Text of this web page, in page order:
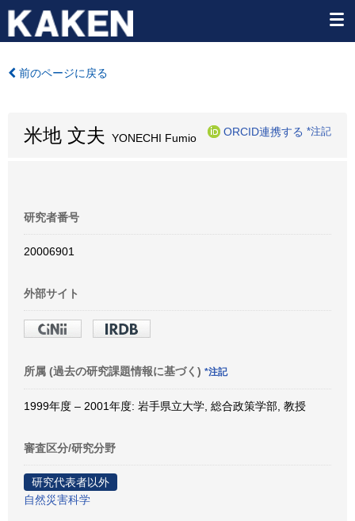
前のページに戻る
米地 文夫 YONECHI Fumio
ORCID連携する *注記
研究者番号
20006901
外部サイト
所属 (過去の研究課題情報に基づく) *注記
1999年度 – 2001年度: 岩手県立大学, 総合政策学部, 教授
審査区分/研究分野
研究代表者以外
自然災害科学